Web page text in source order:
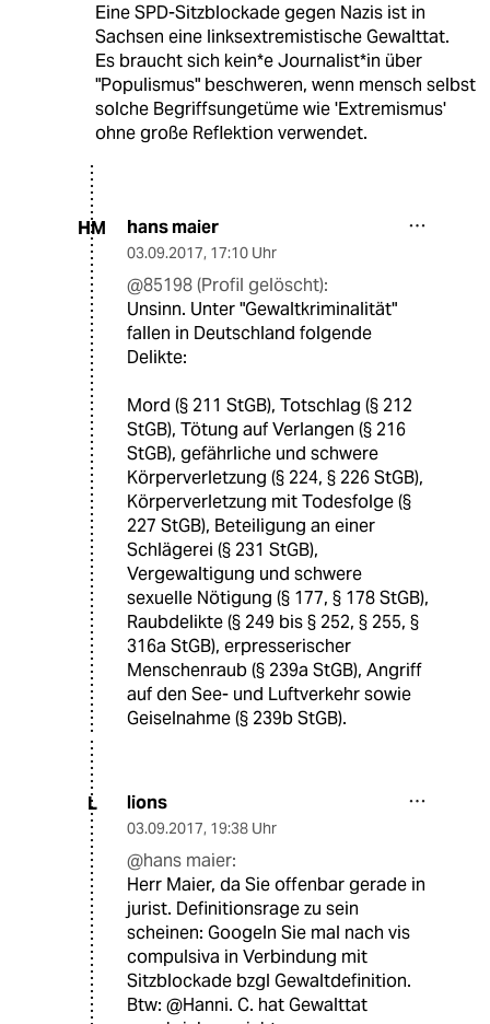
Eine SPD-Sitzblockade gegen Nazis ist in
Sachsen eine linksextremistische Gewalttat.
Es braucht sich kein*e Journalist*in über
"Populismus" beschweren, wenn mensch selbst
solche Begriffsungetüme wie 'Extremismus'
ohne große Reflektion verwendet.
HM hans maier
03.09.2017, 17:10 Uhr
@85198 (Profil gelöscht):
Unsinn. Unter "Gewaltkriminalität"
fallen in Deutschland folgende
Delikte:
Mord (§ 211 StGB), Totschlag (§ 212
StGB), Tötung auf Verlangen (§ 216
StGB), gefährliche und schwere
Körperverletzung (§ 224, § 226 StGB),
Körperverletzung mit Todesfolge (§
227 StGB), Beteiligung an einer
Schlägerei (§ 231 StGB),
Vergewaltigung und schwere
sexuelle Nötigung (§ 177, § 178 StGB),
Raubdelikte (§ 249 bis § 252, § 255, §
316a StGB), erpresserischer
Menschenraub (§ 239a StGB), Angriff
auf den See- und Luftverkehr sowie
Geiselnahme (§ 239b StGB).
L lions
03.09.2017, 19:38 Uhr
@hans maier:
Herr Maier, da Sie offenbar gerade in
jurist. Definitionsrage zu sein
scheinen: Googeln Sie mal nach vis
compulsiva in Verbindung mit
Sitzblockade bzgl Gewaltdefinition.
Btw: @Hanni. C. hat Gewalttat